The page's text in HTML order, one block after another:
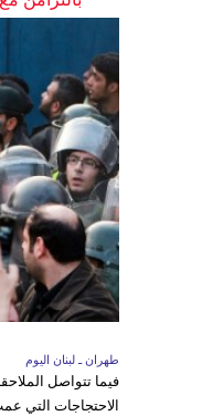
طهران ـ لبنان اليوم
فيما تتواصل
الاحتجاجات التي